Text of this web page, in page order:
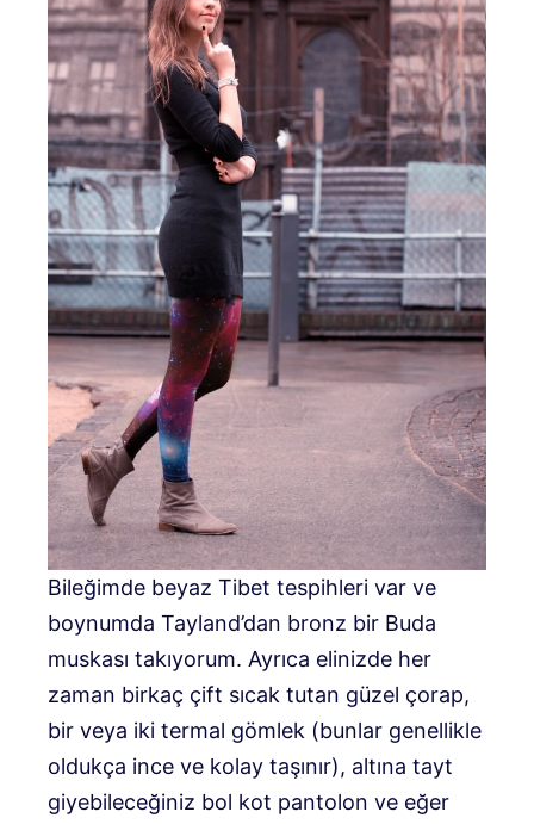
Bileğimde beyaz Tibet tespihleri ​​var ve
boynumda Tayland’dan bronz bir Buda
muskası takıyorum. Ayrıca elinizde her
zaman birkaç çift sıcak tutan güzel çorap,
bir veya iki termal gömlek (bunlar genellikle
oldukça ince ve kolay taşınır), altına tayt
giyebileceğiniz bol kot pantolon ve eğer